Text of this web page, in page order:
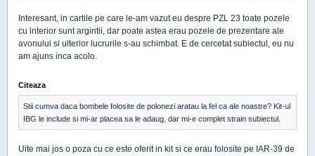
Interesant, in cartile pe care le-am vazut eu despre PZL 23 toate pozele
cu interior sunt argintii, dar poate astea erau pozele de prezentare ale
avonului si ulterior lucrurile s-au schimbat. E de cercetat subiectul, eu nu
am ajuns inca acolo.
Citeaza
Stii cumva daca bombele folosite de polonezi aratau la fel ca ale noastre? Kit-ul
IBG le include si mi-ar placea sa le adaug, dar mi-e complet strain subiectul.
Uite mai jos o poza cu ce este oferit in kit si ce erau folosite pe IAR-39 de